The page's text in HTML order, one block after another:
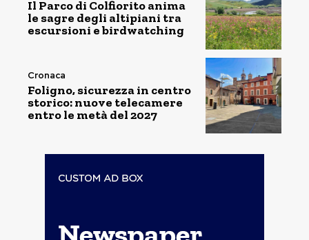
Il Parco di Colfiorito anima
le sagre degli altipiani tra
escursioni e birdwatching
Cronaca
Foligno, sicurezza in centro
storico: nuove telecamere
entro le metà del 2027